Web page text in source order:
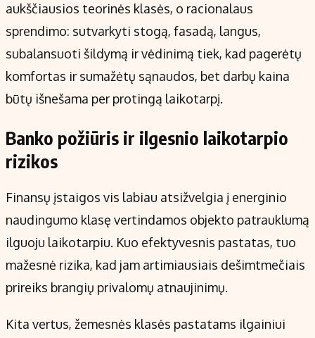
aukščiausios teorinės klasės, o racionalaus
sprendimo: sutvarkyti stogą, fasadą, langus,
subalansuoti šildymą ir vėdinimą tiek, kad pagerėtų
komfortas ir sumažėtų sąnaudos, bet darbų kaina
būtų išnešama per protingą laikotarpį.
Banko požiūris ir ilgesnio laikotarpio
rizikos
Finansų įstaigos vis labiau atsižvelgia į energinio
naudingumo klasę vertindamos objekto patrauklumą
ilguoju laikotarpiu. Kuo efektyvesnis pastatas, tuo
mažesnė rizika, kad jam artimiausiais dešimtmečiais
prireiks brangių privalomų atnaujinimų.
Kita vertus, žemesnės klasės pastatams ilgainiui